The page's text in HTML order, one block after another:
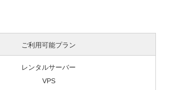
ご利用可能プラン
レンタルサーバー
VPS